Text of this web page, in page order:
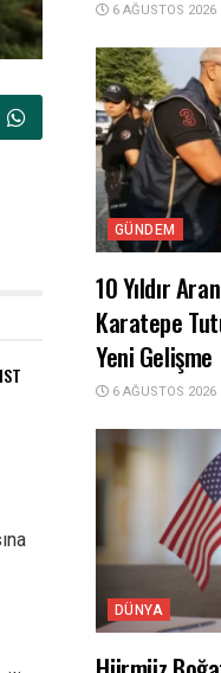
6 AĞUSTOS 2026
GÜNDEM
10 Yıldır
Karatepe
Yeni Gelişme
6 AĞUSTOS 2026
DÜNYA